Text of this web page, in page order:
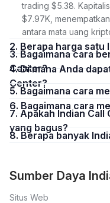
trading $5.38.
$7.97K,
antara mata uang
2. Berapa harga
3. Bagaimana cara berinvestasi dalam Indian Call
Center?
4. Di mana Anda dapat membeli Indian Call
Center?
5. Bagaimana cara
6. Bagaimana cara
7. Apakah Indian Call Center merupakan investasi
yang bagus?
8. Berapa banyak
Sumber Daya
Situs Web